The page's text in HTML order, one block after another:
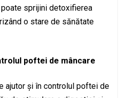
sprijini detoxifierea
o stare de sănătate
poftei de mâncare
ajutor și în controlul poftei de